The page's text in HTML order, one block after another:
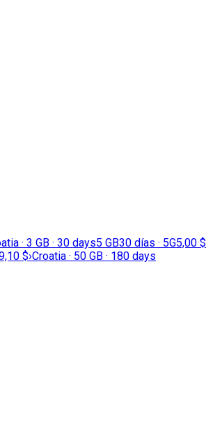
· 3 GB · 30 days5 GB30 días · 5G5,00 $
$›Croatia · 50 GB · 180 days